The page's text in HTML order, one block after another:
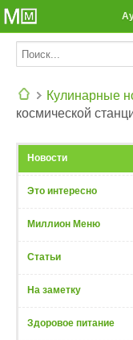
Кулинарные
космической
Новости
Это интересно
Миллион Меню
Статьи
На заметку
Здоровое питание